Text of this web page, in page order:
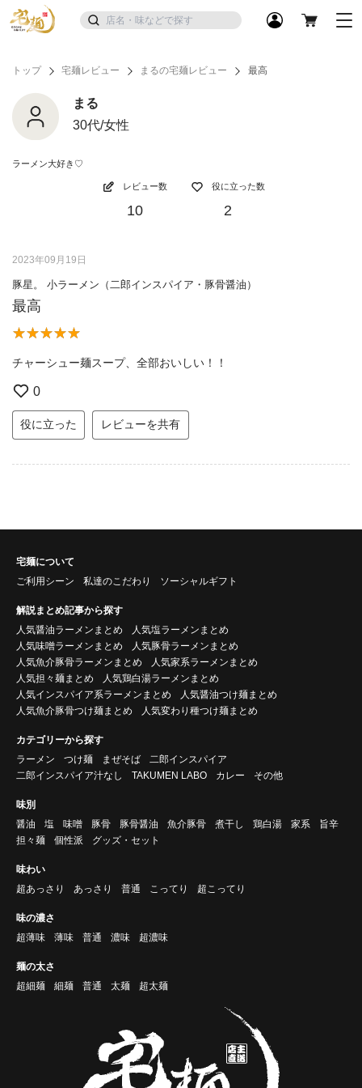
トップ 宅麺レビュー まるの宅麺レビュー 最高
まる
30代/女性
ラーメン大好き♡
レビュー数
10
役に立った数
2
2023年09月19日
豚星。 小ラーメン（二郎インスパイア・豚骨醤油）
最高
チャーシュー麺スープ、全部おいしい！！
0
役に立った レビューを共有
宅麺について
ご利用シーン
私達のこだわり ソーシャルギフト
解説まとめ記事から探す
人気醤油ラーメンまとめ
人気塩ラーメンまとめ
人気味噌ラーメンまとめ
人気豚骨ラーメンまとめ
人気魚介豚骨ラーメンまとめ
人気家系ラーメンまとめ
人気担々麺まとめ
人気鶏白湯ラーメンまとめ
人気インスパイア系ラーメンまとめ
人気醤油つけ麺まとめ
人気魚介豚骨つけ麺まとめ
人気変わり種つけ麺まとめ
カテゴリーから探す
ラーメン
つけ麺 まぜそば
二郎インスパイア
二郎インスパイア汁なし
TAKUMEN LABO カレー その他
味別
醤油
塩 味噌 豚骨 豚骨醤油 魚介豚骨 煮干し 鶏白湯 家系
旨辛
担々麺
個性派 グッズ・セット
味わい
超あっさり
あっさり 普通 こってり 超こってり
味の濃さ
超薄味
薄味 普通 濃味 超濃味
麺の太さ
超細麺
細麺 普通 太麺 超太麺